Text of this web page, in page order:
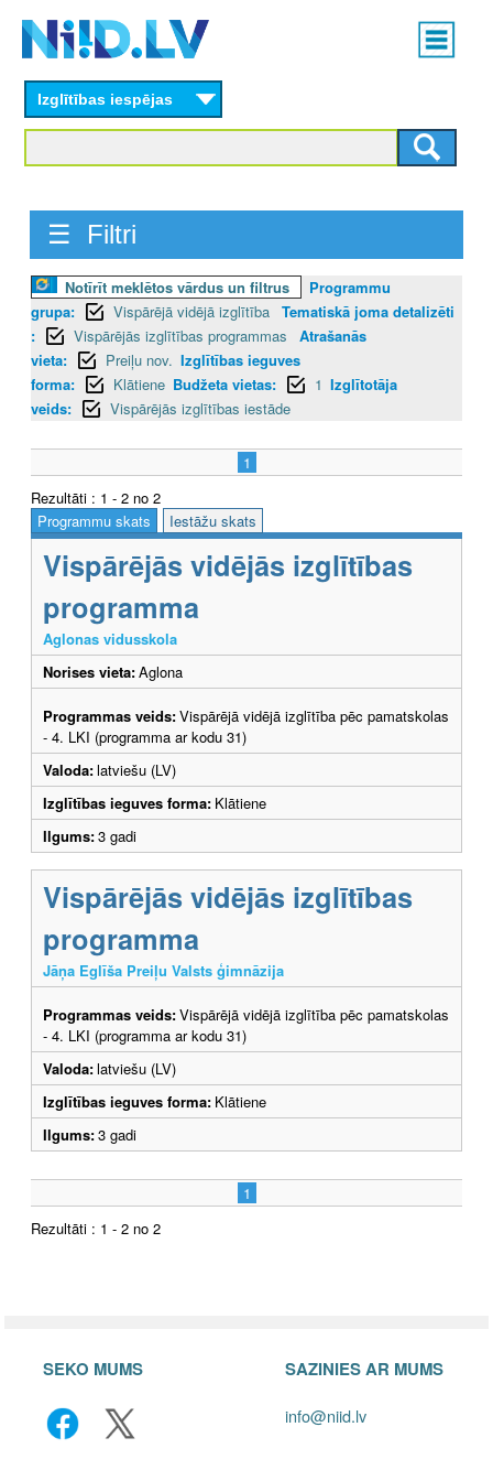
content
Main
menu
Izglītības iespējas
☰ Filtri
Notīrīt meklētos vārdus un filtrus
Programmu
grupa:
Vispārējā vidējā izglītība Tematiskā joma detalizēti
:
Vispārējās izglītības programmas
Atrašanās
vieta:
Preiļu nov. Izglītības ieguves
forma:
Klātiene Budžeta vietas: 1 Izglītotāja
veids:
Vispārējās izglītības iestāde
1
Rezultāti : 1 - 2 no 2
Programmu skats
Iestāžu skats
Vispārējās vidējās izglītības
programma
Aglonas vidusskola
Norises vieta:Aglona
Programmas veids:Vispārējā vidējā izglītība pēc pamatskolas
- 4. LKI (programma ar kodu 31)
Valoda:latviešu (LV)
Izglītības ieguves forma: Klātiene
Ilgums:3 gadi
Vispārējās vidējās izglītības
programma
Jāņa Eglīša Preiļu Valsts ģimnāzija
Programmas veids:Vispārējā vidējā izglītība pēc pamatskolas
- 4. LKI (programma ar kodu 31)
Valoda:latviešu (LV)
Izglītības ieguves forma: Klātiene
Ilgums:3 gadi
1
Rezultāti : 1 - 2 no 2
SEKO MUMS SAZINIES AR MUMS
info@niid.lv